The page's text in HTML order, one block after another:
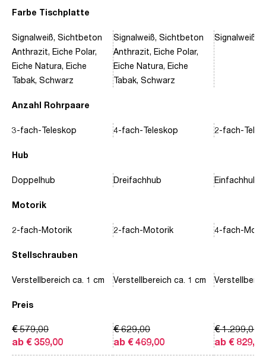
Farbe Tischplatte
Anzahl Rohrpaare
Hub
Motorik
Stellschrauben
Preis
Signalweiß, Sichtbeton
Anthrazit, Eiche Polar,
Eiche Natura, Eiche
Tabak, Schwarz
3-fach-Teleskop
Doppelhub
2-fach-Motorik
Verstellbereich ca. 1 cm
ab € 359,00
€ 579,00
Signalweiß, Sichtbeton
Anthrazit, Eiche Polar,
Eiche Natura, Eiche
Tabak, Schwarz
4-fach-Teleskop
Dreifachhub
2-fach-Motorik
Verstellbereich ca. 1 cm
ab € 469,00
€ 629,00
Signalweiß,
2-fach-
Einfachhub
4-fach-
ab € 829,00
€ 1.299,00